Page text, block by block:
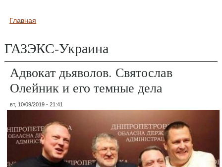
Вы здесь
Главная
ГАЗЭКС-Украина
Адвокат дьяволов. Святослав
Олейник и его темные дела
вт, 10/09/2019 - 21:41